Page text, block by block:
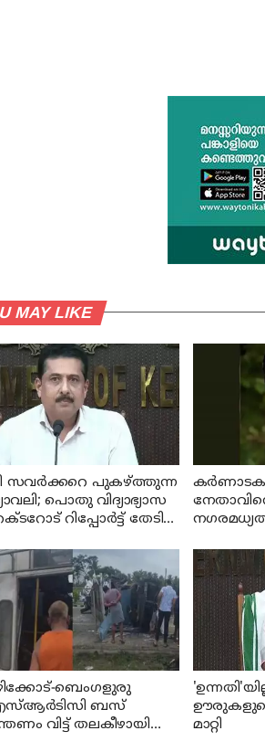
MAY LIKE
സവര്‍ക്കറെ പുകഴ്ത്തുന്ന
പൊതു വിദ്യാഭ്യാസ
റിപ്പോര്‍ട്ട് തേടി
ബെംഗളുരു
ബസ്
വിട്ട് തലകീഴായി
മാറ്റി